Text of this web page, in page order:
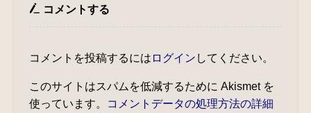
コメントする
コメントを投稿するには ログイン してください。
このサイトはスパムを低減するために Akismet を
使っています。
コメントデータの処理方法の詳細